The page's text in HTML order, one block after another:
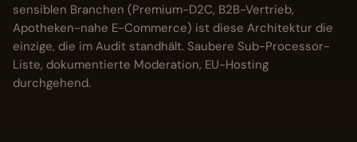
sensiblen Branchen (Premium-D2C, B2B-Vertrieb,
Apotheken-nahe E-Commerce) ist diese Architektur die
einzige, die im Audit standhält. Saubere Sub-Processor-
Liste, dokumentierte Moderation, EU-Hosting
durchgehend.